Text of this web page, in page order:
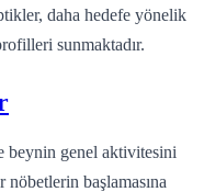
daha hedefe yönelik
sunmaktadır.
beynin genel aktivitesini
başlamasına